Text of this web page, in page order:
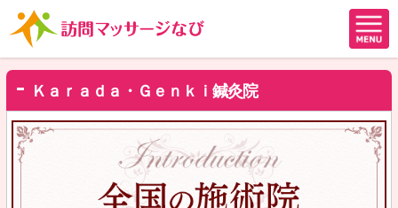
Ｋａｒａｄａ・Ｇｅｎｋｉ鍼灸院